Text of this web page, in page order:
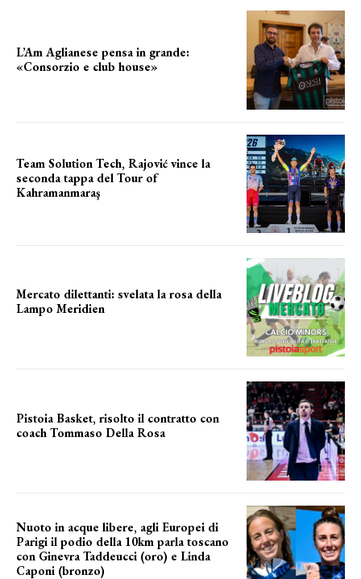
L’Am Aglianese pensa in grande:
«Consorzio e club house»
Team Solution Tech, Rajović vince la
seconda tappa del Tour of
Kahramanmaraş
Mercato dilettanti: svelata la rosa della
Lampo Meridien
Pistoia Basket, risolto il contratto con
coach Tommaso Della Rosa
Nuoto in acque libere, agli Europei di
Parigi il podio della 10km parla toscano
con Ginevra Taddeucci (oro) e Linda
Caponi (bronzo)